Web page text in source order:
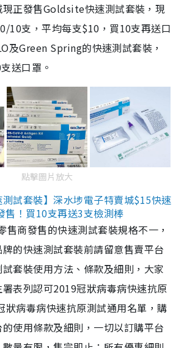
正發售Goldsite快速測試套裝，現
10支，平均每支$10，買10支再送口
及Green Spring的快速測試套裝，
送口罩。
點擊圖片放大
試套裝】深水埗電子特賣城$15快速
售！買10支再送3支檢測棒
售商發售的快速測試套裝規格不一，
的快速測試套裝前請留意售賣平台
套裝使用方法、條款及細則，大家
表列認可2019冠狀病毒病快速抗原
狀病毒病快速抗原測試通用名單，購
使用條款及細則，一切以訂購平台